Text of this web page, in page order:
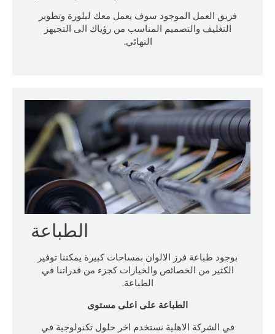
فريق العمل الموجود سوف يعمل معك لبلورة وتطوير
التغليف والتصميم المناسب من رؤياك الى التجيهز
النهائي.
الطباعة
بوجود طباعة فرز الالوان بمساحات كبيرة يمكننا توفير
الكثير من الخصائص والخيارات كجزء من قدراتنا في
الطباعة.
الطباعة على اعلى مستوى
في الشركة الاهلية نستخدم اخر حلول تكنولوجية في